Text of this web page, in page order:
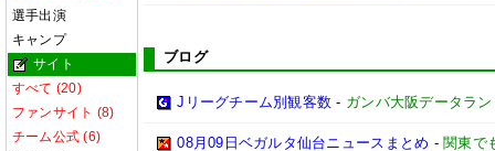
選手出演
キャンプ
サイト
すべて (20)
ファンサイト (8)
チーム公式 (6)
ブログ
Jリーグチーム別観客数 - ガンバ大阪データラ
08月09日ベガルタ仙台ニュースまとめ - 関東で